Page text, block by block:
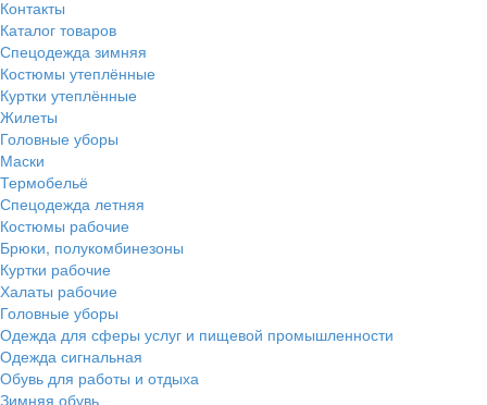
Контакты
Каталог товаров
Спецодежда зимняя
Костюмы утеплённые
Куртки утеплённые
Жилеты
Головные уборы
Маски
Термобельё
Спецодежда летняя
Костюмы рабочие
Брюки, полукомбинезоны
Куртки рабочие
Халаты рабочие
Головные уборы
Одежда для сферы услуг и пищевой промышленности
Одежда сигнальная
Обувь для работы и отдыха
Зимняя обувь